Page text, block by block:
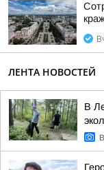
ЛЕНТА НОВОСТЕЙ
В